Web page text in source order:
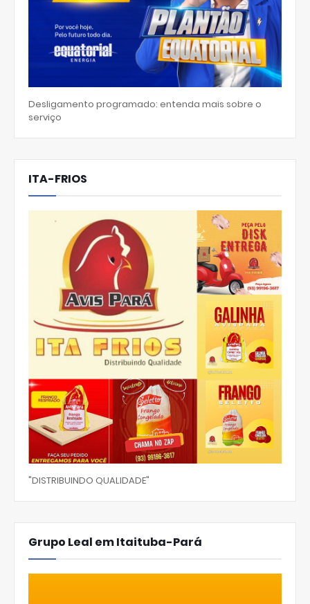
Desligamento programado: entenda mais sobre o
serviço
ITA-FRIOS
"DISTRIBUINDO QUALIDADE"
Grupo Leal em Itaituba-Pará